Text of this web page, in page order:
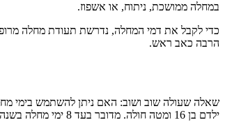
במחלה ממושכת, ניתוח, או אשפוז.
כדי לקבל את דמי המחלה, נדרשת תעודת מחלה
הרבה כאב ראש.
שאלה שעולה שוב ושוב: האם ניתן להשתמש בימי
ילדם בן 16 ומטה חולה. מדובר בעד 8 ימי מחלה בשנה עבור הורה יחיד, ועד 6 ימים לכל אחד מההורים בזוג.